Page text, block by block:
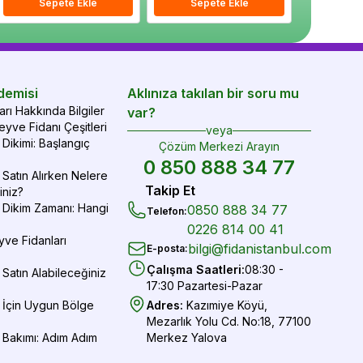
Sepete Ekle Sepete Ekle
Sepete Ekle Sepete Ekle
Hakkında Bilgiler
Fidanı Çeşitleri
Başlangıç
Alırken Nelere
Zamanı: Hangi
Fidanları
Alabileceğiniz
İçin Uygun Bölge
Adım Adım
Aklınıza takılan bir soru mu
var?
veya
Çözüm Merkezi Arayın
0 850 888 34 77
Takip Et
Telefon:0850 888 34 77
0226 814 00 41
E-posta:bilgi@fidanistanbul.com
Çalışma Saatleri:08:30 -
17:30 Pazartesi-Pazar
Adres: Kazımiye Köyü,
Mezarlık Yolu Cd. No:18, 77100
Merkez Yalova